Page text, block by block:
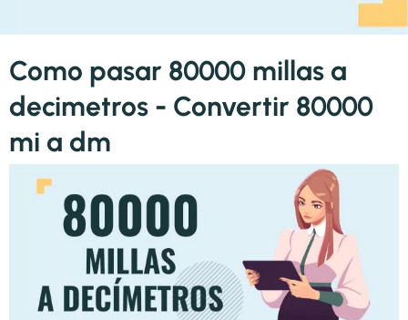
Como pasar 80000 millas a
decimetros - Convertir 80000
mi a dm